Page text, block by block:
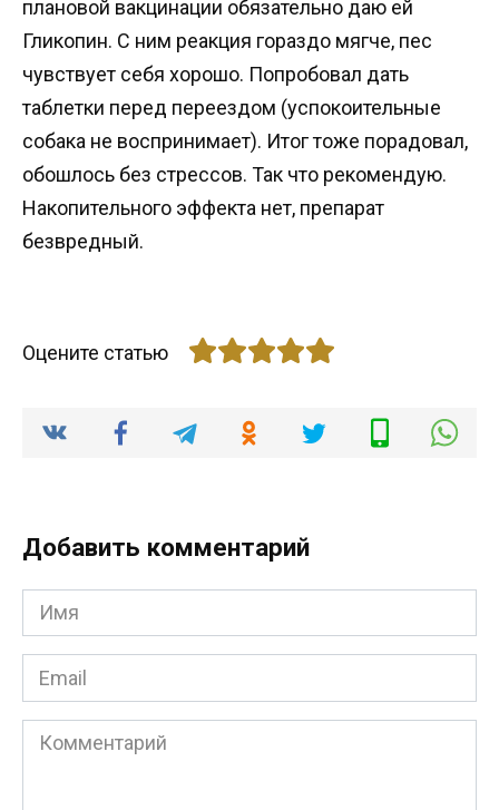
плановой вакцинации обязательно даю ей
Гликопин. С ним реакция гораздо мягче, пес
чувствует себя хорошо. Попробовал дать
таблетки перед переездом (успокоительные
собака не воспринимает). Итог тоже порадовал,
обошлось без стрессов. Так что рекомендую.
Накопительного эффекта нет, препарат
безвредный.
Оцените статью
Добавить комментарий
Имя
*
Email
*
Комментарий